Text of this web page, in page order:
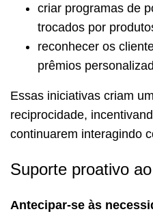
criar programas de
trocados por
reconhecer os
prêmios
Essas iniciativas criam
reciprocidade,
continuarem interagindo
Suporte proativo
Antecipar-se às